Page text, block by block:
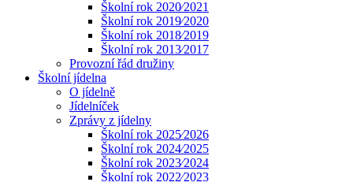
Školní rok 2020⁄2021
Školní rok 2019⁄2020
Školní rok 2018⁄2019
Školní rok 2013⁄2017
Provozní řád družiny
Školní jídelna
O jídelně
Jídelníček
Zprávy z jídelny
Školní rok 2025⁄2026
Školní rok 2024⁄2025
Školní rok 2023⁄2024
Školní rok 2022⁄2023